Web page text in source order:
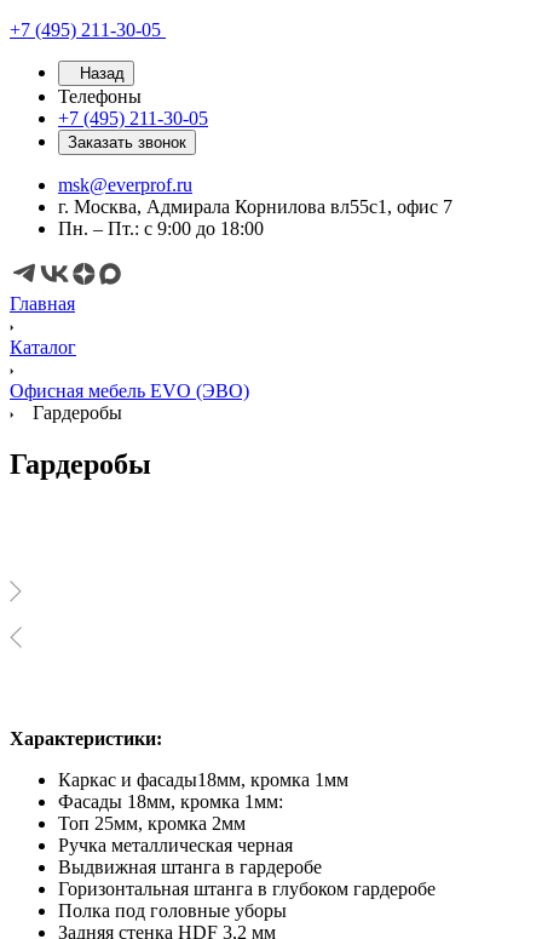
+7 (495) 211-30-05
Назад
Телефоны
+7 (495) 211-30-05
Заказать звонок
msk@everprof.ru
г. Москва, Адмирала Корнилова вл55с1, офис 7
Пн. – Пт.: с 9:00 до 18:00
Главная
Каталог
Офисная мебель EVO (ЭВО)
Гардеробы
Гардеробы
Характеристики:
Каркас и фасады18мм, кромка 1мм
Фасады 18мм, кромка 1мм:
Топ 25мм, кромка 2мм
Ручка металлическая черная
Выдвижная штанга в гардеробе
Горизонтальная штанга в глубоком гардеробе
Полка под головные уборы
Задняя стенка HDF 3,2 мм